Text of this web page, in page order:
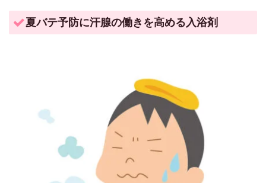
夏バテ予防に汗腺の働きを高める入浴剤